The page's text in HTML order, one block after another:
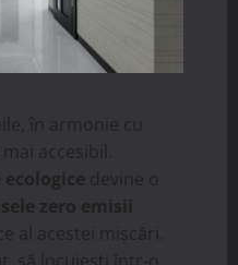
în armonie cu
accesibil.
devine o
zero emisii
al acestei mișcări.